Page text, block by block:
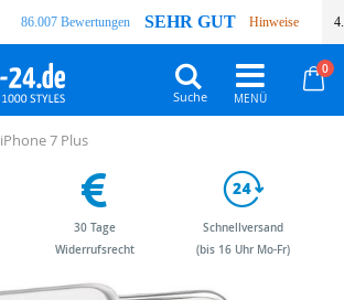
86.007 Bewertungen SEHR GUT Hinweise
0
Suche
iPhone 7 Plus
30 Tage
Widerrufsrecht
Schnellversand
(bis 16 Uhr Mo-Fr)